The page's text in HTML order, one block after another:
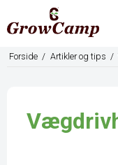
Forside / Artikler og tips /